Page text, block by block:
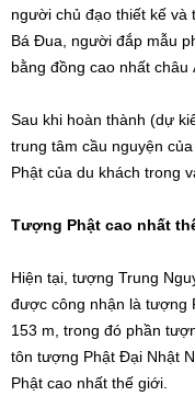
người chủ đạo thiết kế và
Bá Đua, người đắp mẫu
bằng đồng cao nhất
Sau khi hoàn thành (dự
trung tâm cầu nguyện
Phật của du khách trong
Tượng Phật cao nhất
Hiện tại, tượng Trung
được công nhận là tượng
153 m, trong đó phần
tôn tượng Phật Đại Nhật
Phật cao nhất thế giới.